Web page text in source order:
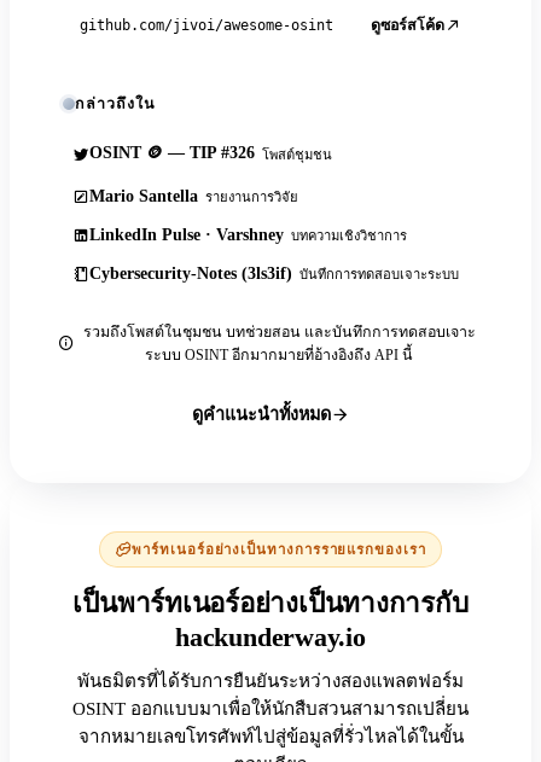
github.com/jivoi/awesome-osint ดูซอร์สโค้ด
กล่าวถึงใน
OSINT 🪙 — TIP #326 โพสต์ชุมชน
Mario Santella รายงานการวิจัย
LinkedIn Pulse · Varshney บทความเชิงวิชาการ
Cybersecurity-Notes (3ls3if) บันทึกการทดสอบเจาะระบบ
รวมถึงโพสต์ในชุมชน บทช่วยสอน และบันทึกการทดสอบเจาะ
ระบบ OSINT อีกมากมายที่อ้างอิงถึง API นี้
ดูคำแนะนำทั้งหมด
พาร์ทเนอร์อย่างเป็นทางการรายแรกของเรา
เป็นพาร์ทเนอร์อย่างเป็นทางการกับ
hackunderway.io
พันธมิตรที่ได้รับการยืนยันระหว่างสองแพลตฟอร์ม
OSINT ออกแบบมาเพื่อให้นักสืบสวนสามารถเปลี่ยน
จากหมายเลขโทรศัพท์ไปสู่ข้อมูลที่รั่วไหลได้ในขั้น